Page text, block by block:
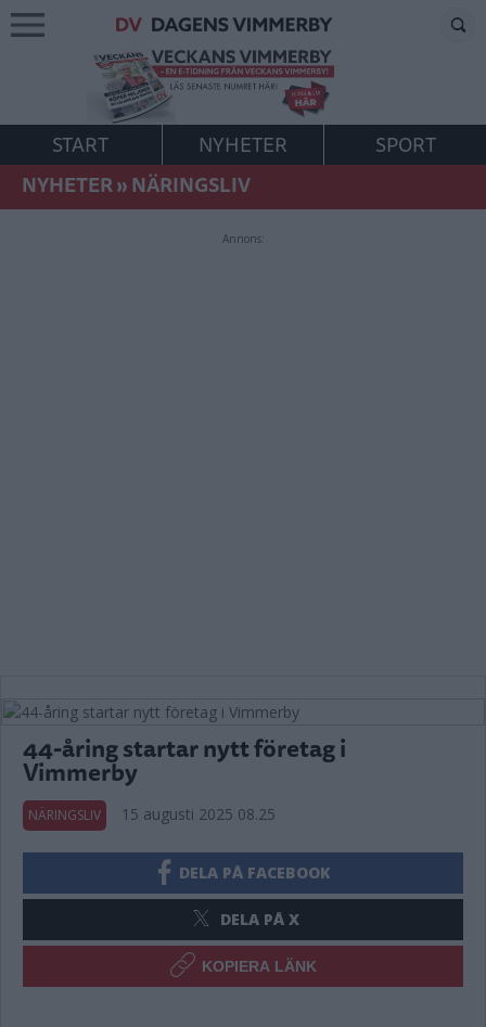
START NYHETER
SPORT
NYHETER»NÄRINGSLIV
Annons:
44-åring startar nytt företag i
Vimmerby
NÄRINGSLIV 15 augusti 2025 08.25
DELA PÅ FACEBOOK
DELA PÅ X
KOPIERA LÄNK